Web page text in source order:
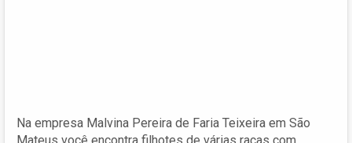
Na empresa Malvina Pereira de Faria Teixeira em São
Mateus você encontra filhotes de várias raças com